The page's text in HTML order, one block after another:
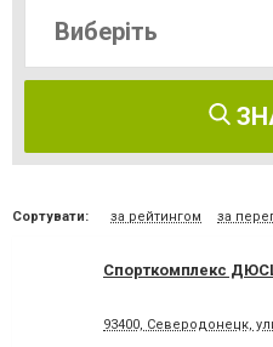
Сортувати: за рейтингом за
Спорткомплекс
93400, Северодонецк,